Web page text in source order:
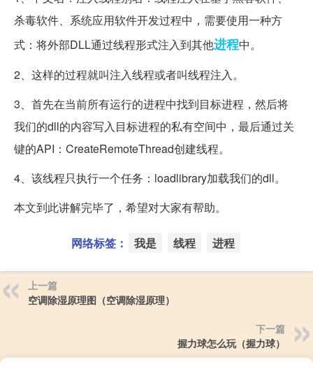
杀毒软件、系统应用软件开发过程中，需要使用一种方
式：将外部DLL通过线程形式注入到其他进程中。
2、这样的过程就叫注入线程或者叫线程注入。
3、首先在当前所有运行的进程中找到目标进程，然后将
我们的dll的内容写入目标进程的私有空间中，最后通过关
键的API：CreateRemoteThread创建线程。
4、该线程只执行一个任务：loadlibrary加载我们的dll。
本文到此讲解完毕了，希望对大家有帮助。
网络标签： 我是 线程 进程
上一篇
空调除湿原理图（空调除湿原理）
下一篇
握力球怎么玩（握力球）